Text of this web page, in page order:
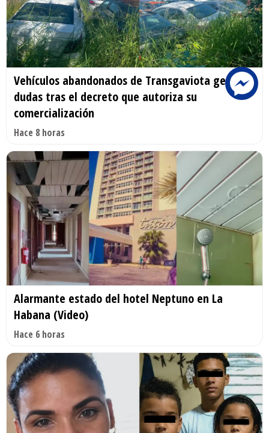
Vehículos abandonados de Transgaviota generan
dudas tras el decreto que autoriza su
comercialización
Hace 8 horas
Alarmante estado del hotel Neptuno en La
Habana (Video)
Hace 6 horas